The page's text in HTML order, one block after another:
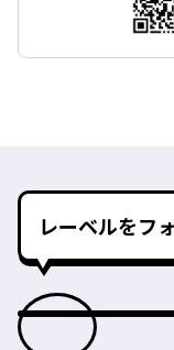
レーベルをフ